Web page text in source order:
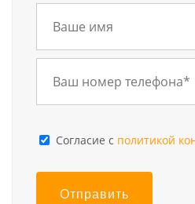
Cогласие с политикой
Отправить